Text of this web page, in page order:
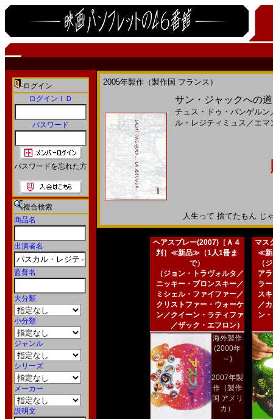
ログイン
ログインＩＤ
パスワード
パスワードを忘れた方
複合検索
商品名
出演者名
監督名
大分類
小分類
ジャンル
シリーズ
メーカー
説明文
2005年製作（製作国 フランス）
サン・ジャックへの
チュス・ドゥ・パンゲルン
ル・レジティミュス ／ エマ
人生って 捨てたもん じ
ヘアスプレー(2007)［Ａ４
判］≪新品≫（1人1冊ま
で）
（ジョン・トラヴォルタ／
ニッキー・ブロンスキー／
ミシェル・ファイファー／
クリストファー・ウォーケ
ン／クイーン・ラティファ
／ザック・エフロン）
海外製作
(2000年
～)
2007年製
作（製作
国 アメリ
カ）
マス
≪新
（
ア
ラ
ス
／
ン